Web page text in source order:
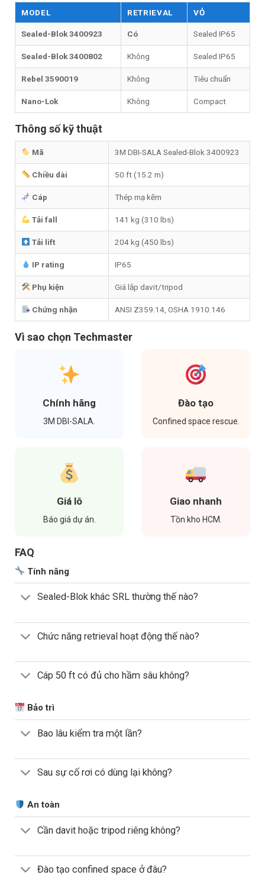
MODEL RETRIEVAL VỎ
Sealed-Blok 3400923 Có Sealed IP65
Sealed-Blok 3400802 Không Sealed IP65
Rebel 3590019 Không Tiêu chuẩn
Nano-Lok Không Compact
Thông số kỹ thuật
Mã 3M DBI-SALA Sealed-Blok 3400923
Chiều dài 50 ft (15.2 m)
Cáp Thép mạ kẽm
Tải fall 141 kg (310 lbs)
Tải lift 204 kg (450 lbs)
IP rating IP65
Phụ kiện Giá lắp davit/tripod
Chứng nhận ANSI Z359.14, OSHA 1910.146
Vì sao chọn Techmaster
Chính hãng
3M DBI-SALA.
Đào tạo
Confined space rescue.
Giá lô
Báo giá dự án.
Giao nhanh
Tồn kho HCM.
FAQ
Tính năng
Sealed-Blok khác SRL thường thế nào?
Chức năng retrieval hoạt động thế nào?
Cáp 50 ft có đủ cho hầm sâu không?
Bảo trì
Bao lâu kiểm tra một lần?
Sau sự cố rơi có dùng lại không?
An toàn
Cần davit hoặc tripod riêng không?
Đào tạo confined space ở đâu?